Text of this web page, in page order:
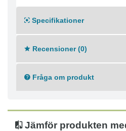
Specifikationer
Recensioner (0)
Fråga om produkt
Jämför produkten